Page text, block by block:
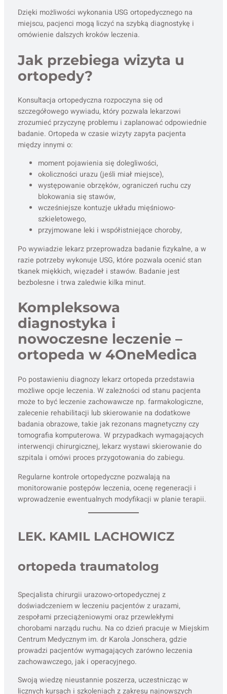
Dzięki możliwości wykonania USG ortopedycznego na
miejscu, pacjenci mogą liczyć na szybką diagnostykę i
omówienie dalszych kroków leczenia.
Jak przebiega wizyta u
ortopedy?
Konsultacja ortopedyczna rozpoczyna się od
szczegółowego wywiadu, który pozwala lekarzowi
zrozumieć przyczynę problemu i zaplanować odpowiednie
badanie. Ortopeda w czasie wizyty zapyta pacjenta
między innymi o:
moment pojawienia się dolegliwości,
okoliczności urazu (jeśli miał miejsce),
występowanie obrzęków, ograniczeń ruchu czy
blokowania się stawów,
wcześniejsze kontuzje układu mięśniowo-
szkieletowego,
przyjmowane leki i współistniejące choroby,
Po wywiadzie lekarz przeprowadza badanie fizykalne, a w
razie potrzeby wykonuje USG, które pozwala ocenić stan
tkanek miękkich, więzadeł i stawów. Badanie jest
bezbolesne i trwa zaledwie kilka minut.
Kompleksowa
diagnostyka i
nowoczesne leczenie –
ortopeda w 4OneMedica
Po postawieniu diagnozy lekarz ortopeda przedstawia
możliwe opcje leczenia. W zależności od stanu pacjenta
może to być leczenie zachowawcze np. farmakologiczne,
zalecenie rehabilitacji lub skierowanie na dodatkowe
badania obrazowe, takie jak rezonans magnetyczny czy
tomografia komputerowa. W przypadkach wymagających
interwencji chirurgicznej, lekarz wystawi skierowanie do
szpitala i omówi proces przygotowania do zabiegu.
Regularne kontrole ortopedyczne pozwalają na
monitorowanie postępów leczenia, ocenę regeneracji i
wprowadzenie ewentualnych modyfikacji w planie terapii.
LEK. KAMIL LACHOWICZ
ortopeda traumatolog
Specjalista chirurgii urazowo-ortopedycznej z
doświadczeniem w leczeniu pacjentów z urazami,
zespołami przeciążeniowymi oraz przewlekłymi
chorobami narządu ruchu. Na co dzień pracuje w Miejskim
Centrum Medycznym im. dr Karola Jonschera, gdzie
prowadzi pacjentów wymagających zarówno leczenia
zachowawczego, jak i operacyjnego.
Swoją wiedzę nieustannie poszerza, uczestnicząc w
licznych kursach i szkoleniach z zakresu najnowszych